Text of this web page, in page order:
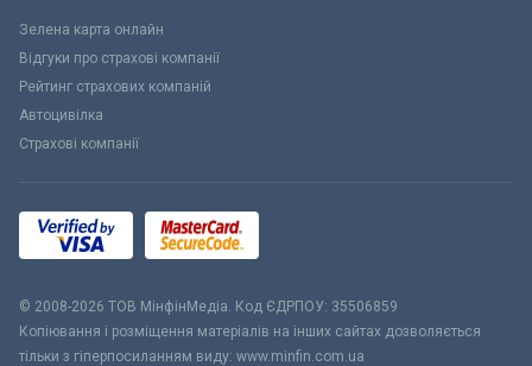
Зелена карта онлайн
Відгуки про страхові компанії
Рейтинг страхових компаній
Автоцивілка
Страхові компанії
© 2008-2026 ТОВ МiнфiнМедiа. Код ЄДРПОУ: 35506859
Копіювання і розміщення матеріалів на інших сайтах дозволяється
тільки з гіперпосиланням виду: www.minfin.com.ua